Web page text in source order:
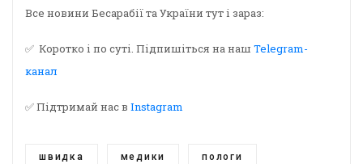
Все новини Бесарабії та України тут і зараз:
✅ Коротко і по суті. Підпишіться на наш Telegram-
канал
✅ Підтримай нас в Instagram
швидка медики пологи